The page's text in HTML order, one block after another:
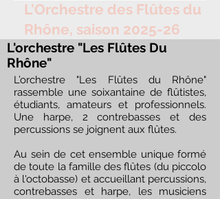
L'Orchestre des Flûtes du
Rhône, saison 2025-26
L'orchestre "Les Flûtes Du
Rhône"
L’orchestre "Les Flûtes du Rhône"
rassemble une soixantaine de flûtistes,
étudiants, amateurs et professionnels.
Une harpe, 2 contrebasses et des
percussions se joignent aux flûtes.
Au sein de cet ensemble unique formé
de toute la famille des flûtes (du piccolo
à l'octobasse) et accueillant percussions,
contrebasses et harpe, les musiciens